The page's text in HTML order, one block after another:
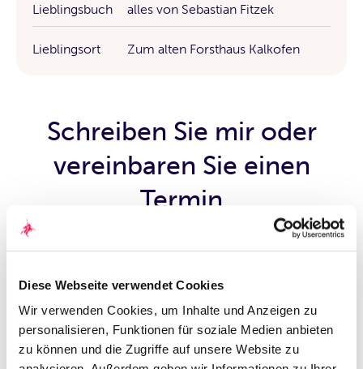
Diese Webseite verwendet Cookies
Wir verwenden Cookies, um Inhalte und Anzeigen zu
personalisieren, Funktionen für soziale Medien anbieten
zu können und die Zugriffe auf unsere Website zu
Lieblingsbuch alles von Sebastian Fitzek
Lieblingsort Zum alten Forsthaus Kalkofen
Schreiben Sie mir oder
vereinbaren Sie einen
Termin
Persönliche Daten
Anrede*
Frau
Herr